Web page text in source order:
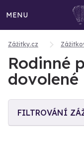
MENU
Zážitky.cz
Rodinné
dovolené
FILTROVÁNÍ